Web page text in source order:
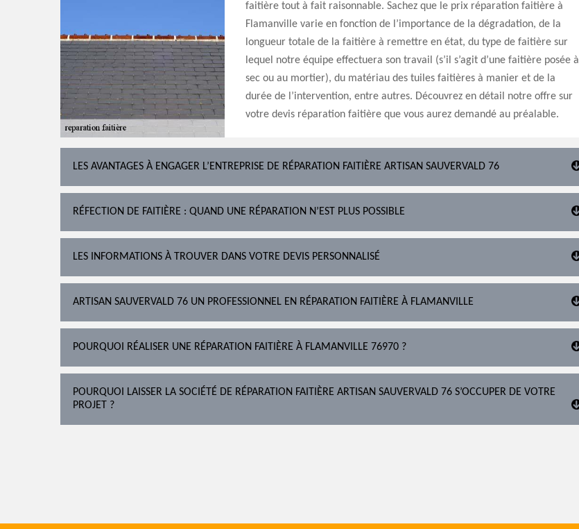
faitière tout à fait raisonnable. Sachez que le prix réparation faitière à
Flamanville varie en fonction de l’importance de la dégradation, de la
longueur totale de la faitière à remettre en état, du type de faitière sur
lequel notre équipe effectuera son travail (s’il s’agit d’une faitière posée à
sec ou au mortier), du matériau des tuiles faitières à manier et de la
durée de l’intervention, entre autres. Découvrez en détail notre offre sur
votre devis réparation faitière que vous aurez demandé au préalable.
LES AVANTAGES À ENGAGER L’ENTREPRISE DE RÉPARATION FAITIÈRE ARTISAN SAUVERVALD 76
RÉFECTION DE FAITIÈRE : QUAND UNE RÉPARATION N’EST PLUS POSSIBLE
LES INFORMATIONS À TROUVER DANS VOTRE DEVIS PERSONNALISÉ
ARTISAN SAUVERVALD 76 UN PROFESSIONNEL EN RÉPARATION FAITIÈRE À FLAMANVILLE
POURQUOI RÉALISER UNE RÉPARATION FAITIÈRE À FLAMANVILLE 76970 ?
POURQUOI LAISSER LA SOCIÉTÉ DE RÉPARATION FAITIÈRE ARTISAN SAUVERVALD 76 S’OCCUPER DE VOTRE
PROJET ?